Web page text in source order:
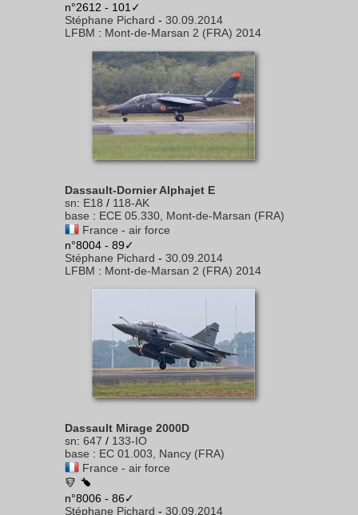
n°2612 - 101✓
Stéphane Pichard - 30.09.2014
LFBM : Mont-de-Marsan 2 (FRA) 2014
Dassault-Dornier Alphajet E
sn: E18 / 118-AK
base : ECE 05.330, Mont-de-Marsan (FRA)
France - air force
n°8004 - 89✓
Stéphane Pichard - 30.09.2014
LFBM : Mont-de-Marsan 2 (FRA) 2014
Dassault Mirage 2000D
sn: 647 / 133-IO
base : EC 01.003, Nancy (FRA)
France - air force
n°8006 - 86✓
Stéphane Pichard - 30.09.2014